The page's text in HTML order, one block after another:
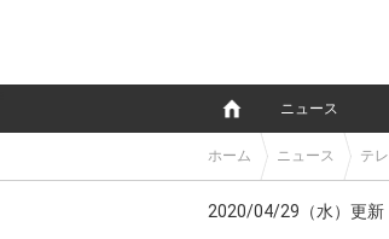
ニュース
ホーム ニュース テ
2020/04/29（水）更新